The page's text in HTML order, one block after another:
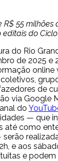
R$ 55
editais do
do Rio
de 2025 e
online
de
via Google
do
— que
até como
e aos
e podem